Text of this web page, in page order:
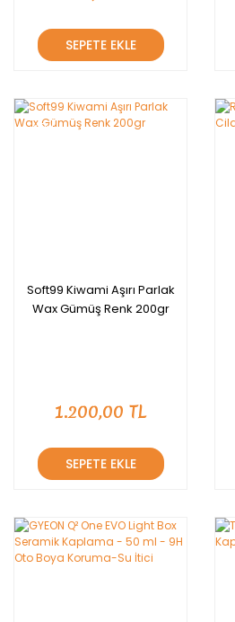
SEPETE EKLE
YENİ
Soft99 Kiwami Aşırı Parlak
Wax Gümüş Renk 200gr
1.200,00 TL
SEPETE EKLE